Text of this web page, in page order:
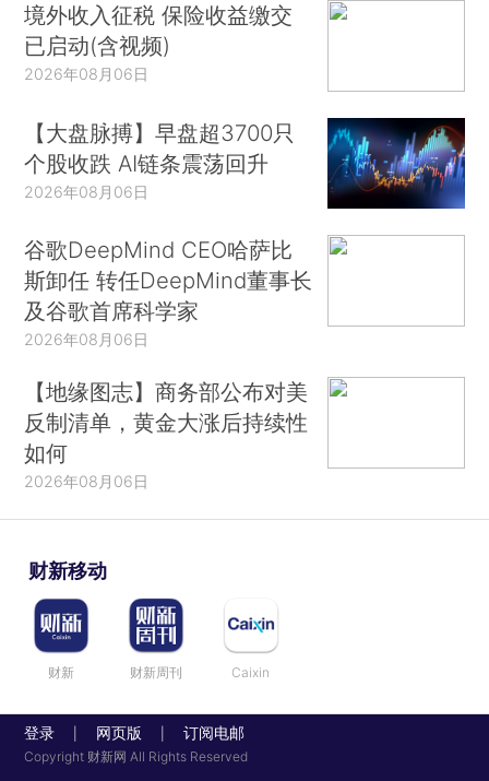
境外收入征税 保险收益缴交
已启动(含视频)
2026年08月06日
【大盘脉搏】早盘超3700只
个股收跌 AI链条震荡回升
2026年08月06日
谷歌DeepMind CEO哈萨比
斯卸任 转任DeepMind董事长
及谷歌首席科学家
2026年08月06日
【地缘图志】商务部公布对美
反制清单，黄金大涨后持续性
如何
2026年08月06日
财新移动
财新 财新周刊 Caixin
登录 网页版 订阅电邮
Copyright 财新网 All Rights Reserved